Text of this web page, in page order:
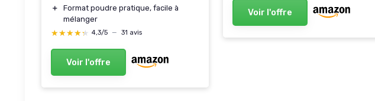
＋
Format poudre pratique, facile à
mélanger
★★★★★
★★★★★ 4,3/5 — 31 avis
Voir l'offre
Voir l'offre